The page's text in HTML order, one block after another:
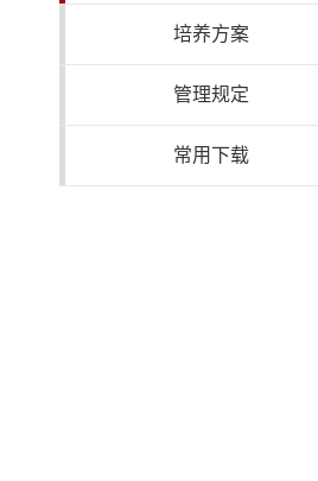
培养方案
管理规定
常用下载